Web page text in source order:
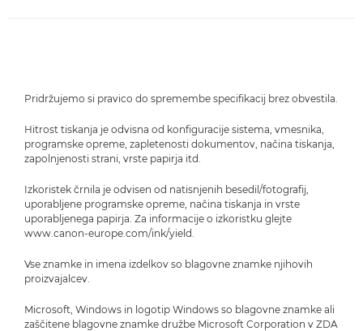
Pridržujemo si pravico do spremembe specifikacij brez obvestila.
Hitrost tiskanja je odvisna od konfiguracije sistema, vmesnika,
programske opreme, zapletenosti dokumentov, načina tiskanja,
zapolnjenosti strani, vrste papirja itd.
Izkoristek črnila je odvisen od natisnjenih besedil/fotografij,
uporabljene programske opreme, načina tiskanja in vrste
uporabljenega papirja. Za informacije o izkoristku glejte
www.canon-europe.com/ink/yield.
Vse znamke in imena izdelkov so blagovne znamke njihovih
proizvajalcev.
Microsoft, Windows in logotip Windows so blagovne znamke ali
zaščitene blagovne znamke družbe Microsoft Corporation v ZDA